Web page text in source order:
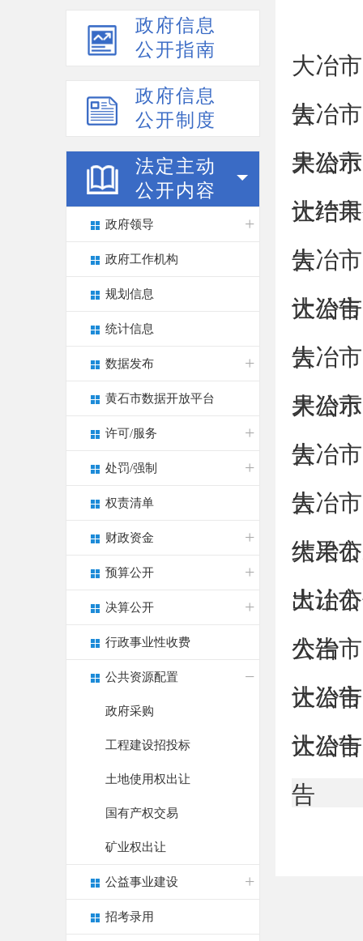
政府信息
公开指南
政府信息
公开制度
法定主动
公开内容
政府领导
政府工作机构
规划信息
统计信息
数据发布
黄石市数据开放平台
许可/服务
处罚/强制
权责清单
财政资金
预算公开
决算公开
行政事业性收费
公共资源配置
政府采购
工程建设招投标
土地使用权出让
国有产权交易
矿业权出让
公益事业建设
招考录用
大冶
告
大冶
果公示
大冶
让结
大冶
告
大冶
让公告
大冶
告
大冶
果公示
大冶
告
大冶
告
大冶
结果
大冶
出让
大冶
公告
大冶
让公告
大冶
让公告
大冶
告